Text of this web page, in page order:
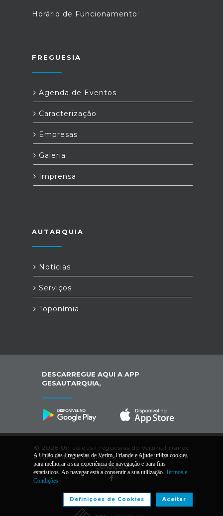
Horário de Funcionamento:
FREGUESIA
Agenda de Eventos
Caracterização
Empresas
Galeria
Imprensa
AUTARQUIA
Notícias
Serviços
Toponímia
DESCARREGUE AQUI A APP
GESAUTARQUIA,
© 2026 União das Freguesias de Verim, Friande
e Ajude. Todos os direitos reservados |Termos e
Condições
Desenvolvido por:
A União das Freguesias de Verim, Friande e Ajude utiliza cookies
para melhorar a sua experiência de navegação e para fins
estatísticos. Ao navegar está a consentir a sua utilização. Termos e
Condições
Aceitar
Definiçoes de Cookies